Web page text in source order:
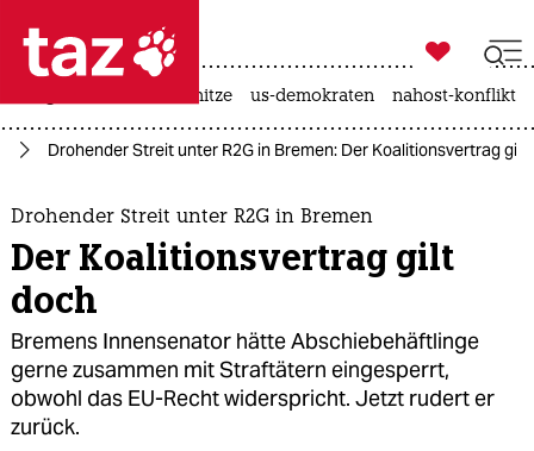
 taz zahl ich
taz zahl ich
themen
politik
öko
gesellschaft
kultur

taz zahl ich
hitze us-demokraten nahost-konflikt
Drohender Streit unter R2G in Bremen: Der Koalitionsvertrag gilt
Drohender Streit unter R2G in Bremen
Der Koalitionsvertrag gilt
doch
Bremens Innensenator hätte Abschiebehäftlinge
gerne zusammen mit Straftätern eingesperrt,
obwohl das EU-Recht widerspricht. Jetzt rudert er
zurück.